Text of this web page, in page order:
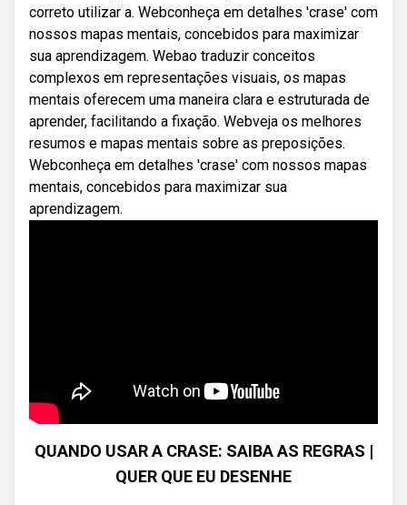
correto utilizar a. Webconheça em detalhes 'crase' com
nossos mapas mentais, concebidos para maximizar
sua aprendizagem. Webao traduzir conceitos
complexos em representações visuais, os mapas
mentais oferecem uma maneira clara e estruturada de
aprender, facilitando a fixação. Webveja os melhores
resumos e mapas mentais sobre as preposições.
Webconheça em detalhes 'crase' com nossos mapas
mentais, concebidos para maximizar sua
aprendizagem.
QUANDO USAR A CRASE: SAIBA AS REGRAS |
QUER QUE EU DESENHE